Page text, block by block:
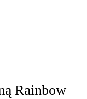
Rainbow